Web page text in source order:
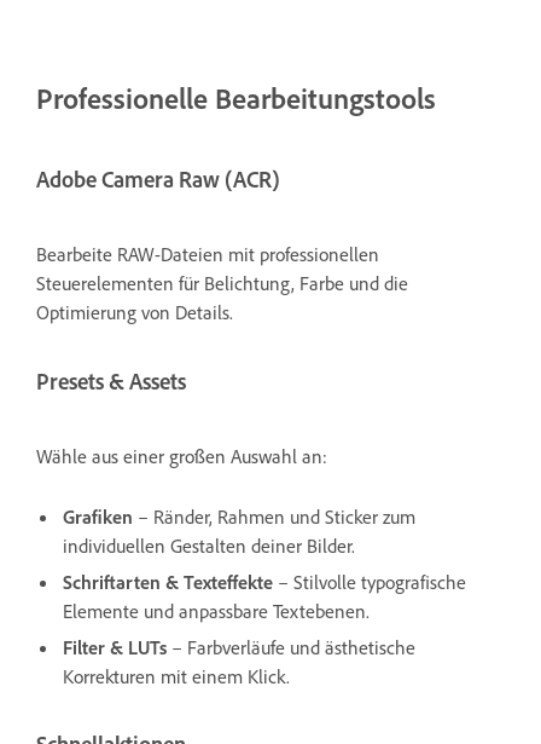
Professionelle Bearbeitungstools
Adobe Camera Raw (ACR)
Bearbeite RAW-Dateien mit professionellen
Steuerelementen für Belichtung, Farbe und die
Optimierung von Details.
Presets & Assets
Wähle aus einer großen Auswahl an:
Grafiken – Ränder, Rahmen und Sticker zum
individuellen Gestalten deiner Bilder.
Schriftarten & Texteffekte – Stilvolle typografische
Elemente und anpassbare Textebenen.
Filter & LUTs – Farbverläufe und ästhetische
Korrekturen mit einem Klick.